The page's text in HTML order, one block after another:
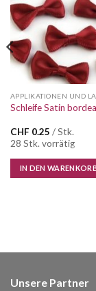
APPLIKATIONEN UND
Schleife Satin
CHF 0.25 / Stk.
28 Stk. vorrätig
IN DEN WARENKORB
Unsere Partner